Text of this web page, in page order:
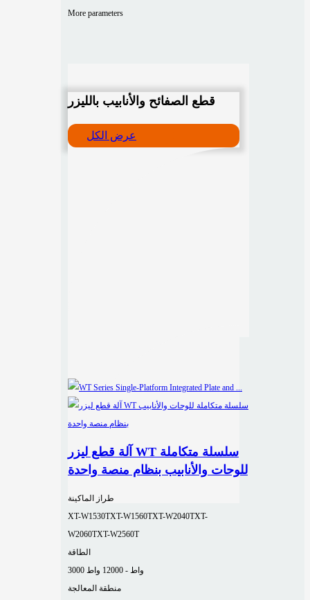
More parameters
قطع الصفائح والأنابيب بالليزر
عرض الكل
آلة قطع ليزر WT سلسلة متكاملة
للوحات والأنابيب بنظام منصة واحدة
طراز الماكينة
XT-W1530TXT-W1560TXT-W2040TXT-
W2060TXT-W2560T
الطاقة
3000 واط - 12000 واط
منطقة المعالجة